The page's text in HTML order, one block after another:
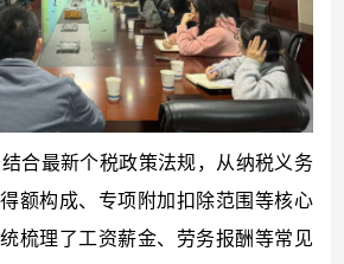
最新个税政策法规，从纳税义务
额构成、专项附加扣除范围等核心
梳理了工资薪金、劳务报酬等常见